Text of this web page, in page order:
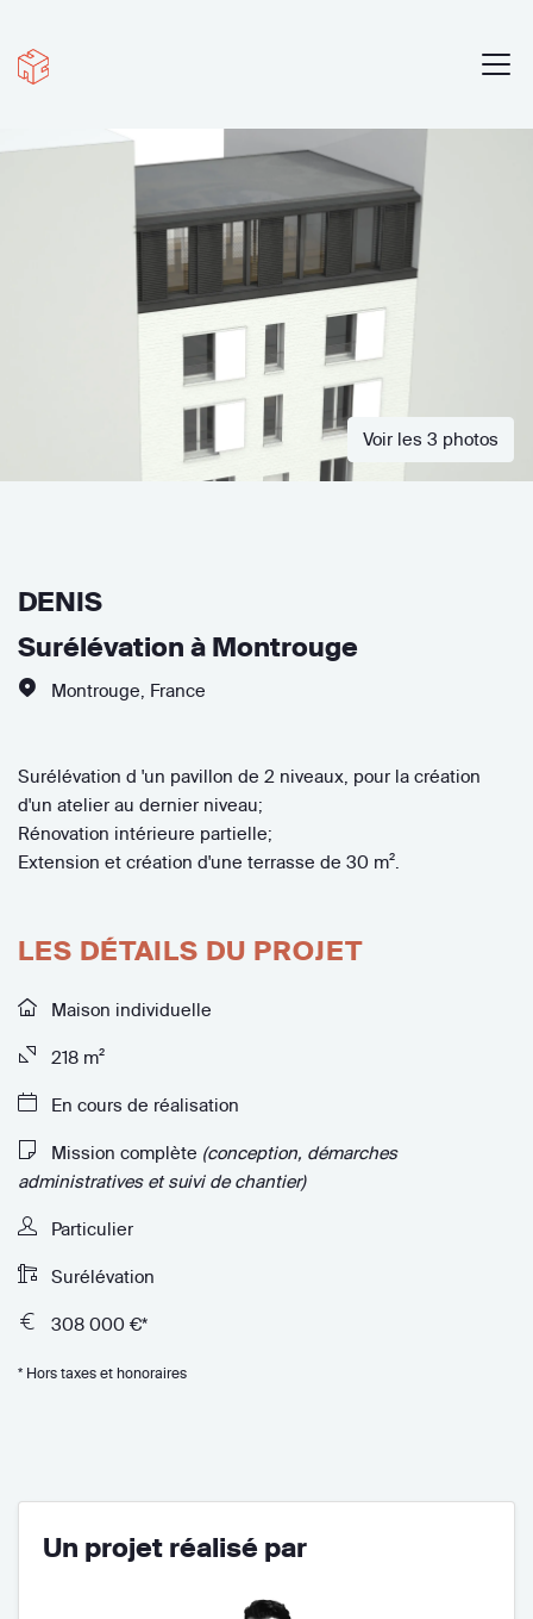
Voir les 3 photos
DENIS
Surélévation à Montrouge
Montrouge France
Surélévation d 'un pavillon de 2 niveaux, pour la création
d'un atelier au dernier niveau;
Rénovation intérieure partielle;
Extension et création d'une terrasse de 30 m².
LES DÉTAILS DU PROJET
Maison individuelle
218 m²
En cours de réalisation
Mission complète (conception, démarches
administratives et suivi de chantier)
Particulier
Surélévation
308 000 €*
* Hors taxes et honoraires
Un projet réalisé par